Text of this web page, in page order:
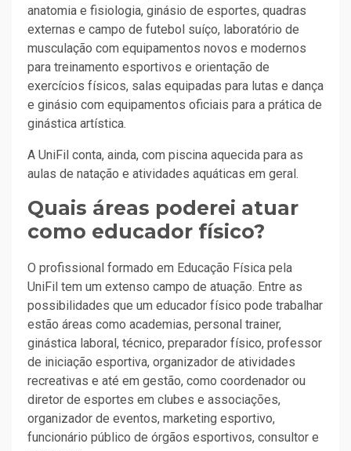
anatomia e fisiologia, ginásio de esportes, quadras
externas e campo de futebol suíço, laboratório de
musculação com equipamentos novos e modernos
para treinamento esportivos e orientação de
exercícios físicos, salas equipadas para lutas e dança
e ginásio com equipamentos oficiais para a prática de
ginástica artística.
A UniFil conta, ainda, com piscina aquecida para as
aulas de natação e atividades aquáticas em geral.
Quais áreas poderei atuar
como educador físico?
O profissional formado em Educação Física pela
UniFil tem um extenso campo de atuação. Entre as
possibilidades que um educador físico pode trabalhar
estão áreas como academias, personal trainer,
ginástica laboral, técnico, preparador físico, professor
de iniciação esportiva, organizador de atividades
recreativas e até em gestão, como coordenador ou
diretor de esportes em clubes e associações,
organizador de eventos, marketing esportivo,
funcionário público de órgãos esportivos, consultor e